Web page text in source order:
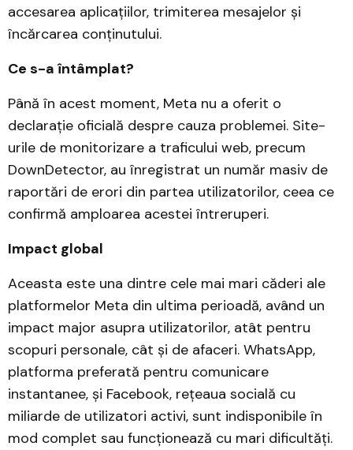
accesarea aplicațiilor, trimiterea mesajelor și
încărcarea conținutului.
Ce s-a întâmplat?
Până în acest moment, Meta nu a oferit o
declarație oficială despre cauza problemei. Site-
urile de monitorizare a traficului web, precum
DownDetector, au înregistrat un număr masiv de
raportări de erori din partea utilizatorilor, ceea ce
confirmă amploarea acestei întreruperi.
Impact global
Aceasta este una dintre cele mai mari căderi ale
platformelor Meta din ultima perioadă, având un
impact major asupra utilizatorilor, atât pentru
scopuri personale, cât și de afaceri. WhatsApp,
platforma preferată pentru comunicare
instantanee, și Facebook, rețeaua socială cu
miliarde de utilizatori activi, sunt indisponibile în
mod complet sau funcționează cu mari dificultăți.